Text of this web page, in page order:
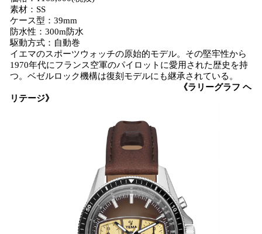
素材：SS
ケース型：39mm
防水性：300m防水
駆動方式：自動巻
イエマのスポーツウォッチの原始的モデル。その堅牢性から
1970年代にフランス空軍のパイロットに愛用された歴史を持
つ。ベゼルロック機構は復刻モデルにも継承されている。
《ラリーグラフ ヘ
リテージ》